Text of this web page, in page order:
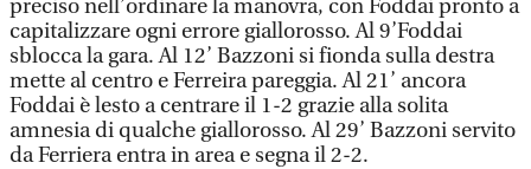
preciso nell’ordinare la manovra, con Foddai pronto a
capitalizzare ogni errore giallorosso. Al 9’Foddai
sblocca la gara. Al 12’ Bazzoni si fionda sulla destra
mette al centro e Ferreira pareggia. Al 21’ ancora
Foddai è lesto a centrare il 1-2 grazie alla solita
amnesia di qualche giallorosso. Al 29’ Bazzoni servito
da Ferriera entra in area e segna il 2-2.